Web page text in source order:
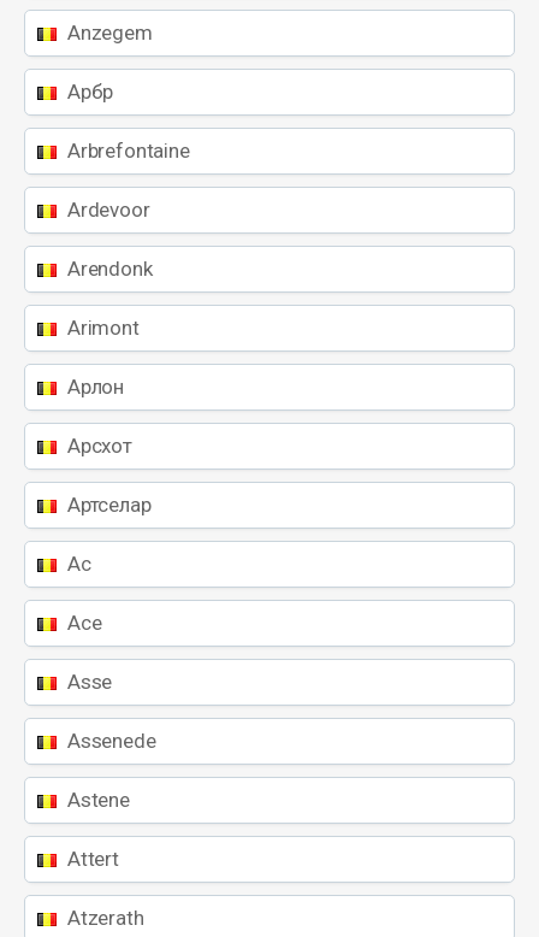
Anzegem
Арбр
Arbrefontaine
Ardevoor
Arendonk
Arimont
Арлон
Арсхот
Артселар
Ас
Асе
Asse
Assenede
Astene
Attert
Atzerath